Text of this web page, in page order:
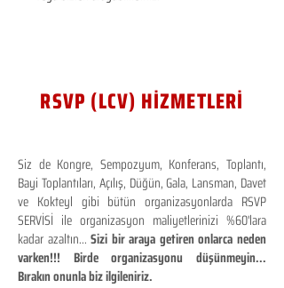
RSVP (LCV) HİZMETLERİ
Siz de Kongre, Sempozyum, Konferans, Toplantı,
Bayi Toplantıları, Açılış, Düğün, Gala, Lansman, Davet
ve Kokteyl gibi bütün organizasyonlarda RSVP
SERVİSİ ile organizasyon maliyetlerinizi %60'lara
kadar azaltın...Sizi bir araya getiren onlarca neden
varken!!! Birde organizasyonu düşünmeyin...
Bırakın onunla biz ilgileniriz.